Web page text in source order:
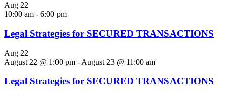
Aug 22
10:00 am - 6:00 pm
Legal Strategies for SECURED TRANSACTIONS
Aug 22
August 22 @ 1:00 pm - August 23 @ 11:00 am
Legal Strategies for SECURED TRANSACTIONS